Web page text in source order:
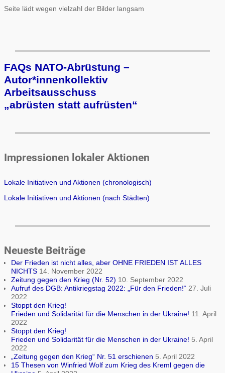
Seite lädt wegen vielzahl der Bilder langsam
FAQs NATO-Abrüstung –
Autor*innenkollektiv
Arbeits­aus­schuss
„ab­rüs­ten statt auf­rüs­ten“
Impressionen lokaler Aktionen
Lokale Initiativen und Aktionen (chronologisch)
Lokale Initiativen und Aktionen (nach Städten)
Neueste Beiträge
Der Frieden ist nicht alles, aber OHNE FRIEDEN IST ALLES
NICHTS 14. November 2022
Zeitung gegen den Krieg (Nr. 52) 10. September 2022
Aufruf des DGB: Antikriegstag 2022: „Für den Frieden!“ 27. Juli
2022
Stoppt den Krieg!
Frieden und Solidarität für die Menschen in der Ukraine! 11. April
2022
Stoppt den Krieg!
Frieden und Solidarität für die Menschen in der Ukraine! 5. April
2022
„Zeitung gegen den Krieg“ Nr. 51 erschienen 5. April 2022
15 Thesen von Winfried Wolf zum Krieg des Kreml gegen die